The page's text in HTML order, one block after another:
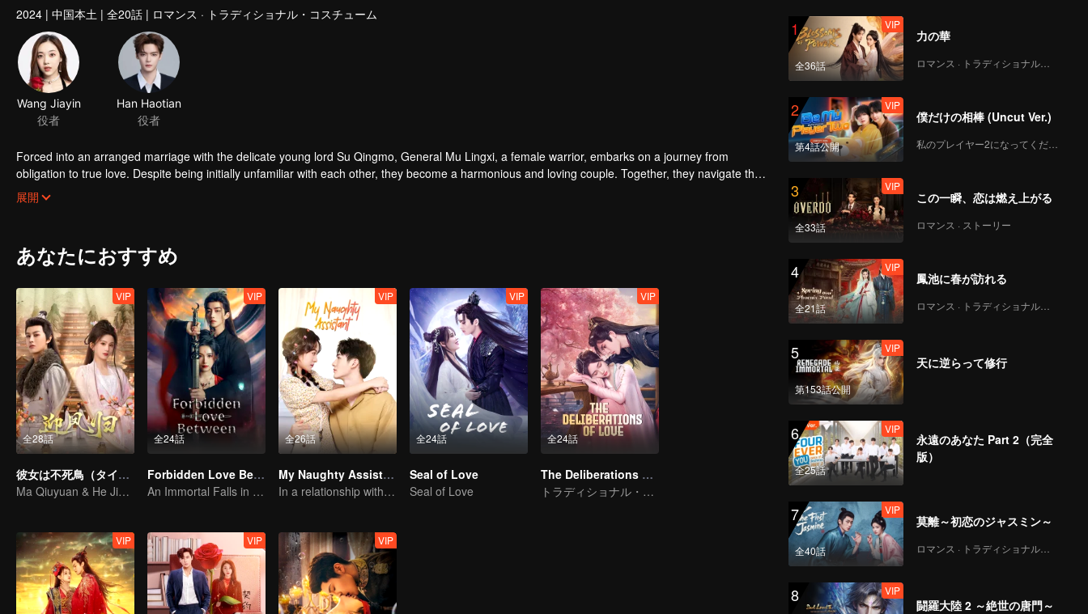
2024 | 中国本土 | 全20話 | ロマンス · トラディショナル・コスチューム
Wang Jiayin
役者
Han Haotian
役者
Forced into an arranged marriage with the delicate young lord Su Qingmo, General Mu Lingxi, a female warrior, embarks on a journey from
obligation to true love. Despite being initially unfamiliar with each other, they become a harmonious and loving couple. Together, they navigate the
challenges of their relationship and join forces to uphold justice.
展開
あなたにおすすめ
全28話
VIP
彼女は不死鳥（タイ語版）
Ma Qiuyuan & He Jianqi: A Vengeance Story Rewritten
全24話
VIP
Forbidden Love Between
An Immortal Falls in Love With a Witch
全26話
VIP
My Naughty Assistant
In a relationship with an idol
全24話
VIP
Seal of Love
Seal of Love
全24話
VIP
The Deliberations of Love
トラディショナル・コスチューム · ファンタジー
VIP VIP VIP
1
全36話
VIP
力の華
ロマンス · トラディショナル・コスチューム
2
第4話公開
VIP
僕だけの相棒 (Uncut Ver.)
私のプレイヤー2になってください
3
全33話
VIP
この一瞬、恋は燃え上がる
ロマンス · ストーリー
4
全21話
VIP
鳳池に春が訪れる
ロマンス · トラディショナル・コスチューム
5
第153話公開
VIP
天に逆らって修行
6
全25話
VIP
永遠のあなた Part 2（完全
版）
7
全40話
VIP
莫離～初恋のジャスミン～
ロマンス · トラディショナル・コスチューム
8 VIP
闘羅大陸 2 ～絶世の唐門～